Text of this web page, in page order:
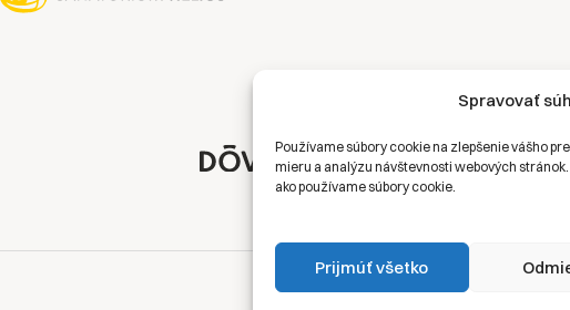
Spravovať
Používame súbory cookie na zlepšenie vášho
mieru a analýzu návštevnosti webových
ako používame súbory cookie.
Prijmúť všetko